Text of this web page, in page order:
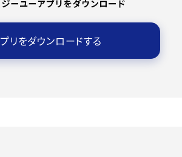
リをダウンロードする